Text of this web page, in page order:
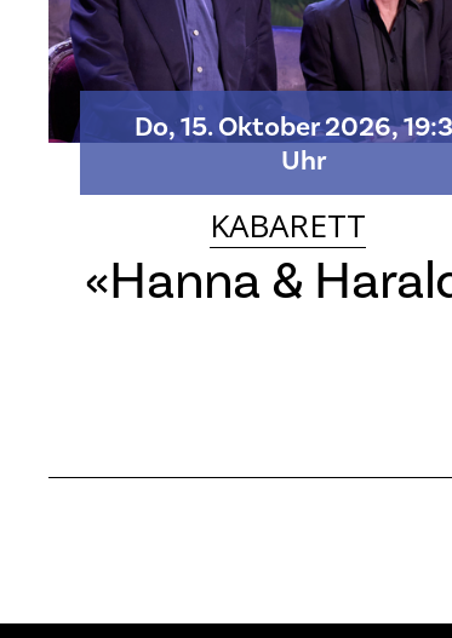
Do, 15. Oktober 2026,
Uhr
KABARETT
«Hanna &